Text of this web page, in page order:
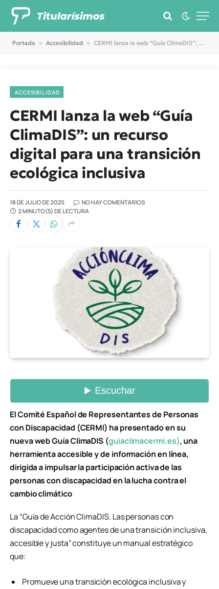
Titularísimos
Portada » Accesibilidad » CERMI lanza la web “Guía ClimaDIS”: un recurso digital para una transición ecológica inclusiva
ACCESIBILIDAD
CERMI lanza la web “Guía
ClimaDIS”: un recurso
digital para una transición
ecológica inclusiva
18 DE JULIO DE 2025
NO HAY COMENTARIOS
2 MINUTO(S) DE LECTURA
El Comité Español de Representantes de Personas
con Discapacidad (CERMI) ha presentado en su
nueva web Guía ClimaDIS (guiaclimacermi.es), una
herramienta accesible y de información en línea,
dirigida a impulsar la participación activa de las
personas con discapacidad en la lucha contra el
cambio climático
La “Guía de Acción ClimaDIS. Las personas con
discapacidad como agentes de una transición inclusiva,
accesible y justa” constituye un manual estratégico
que:
Promueve una transición ecológica inclusiva y